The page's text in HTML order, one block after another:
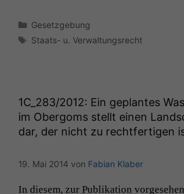
Kategorien
Gesetzgebung
Schlagwörter
Staats- u. Verwaltungsrecht
1C_283/2012: Ein geplantes
im Obergoms stellt einen
dar, der nicht zu rechtfertigen
19. Mai 2014 von Fabian Klaber
In diesem, zur Pub­lika­tion